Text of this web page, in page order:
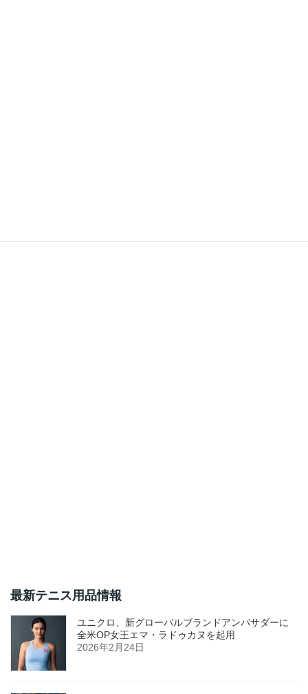
最新テニス用品情報
ユニクロ、新グローバルブランドアンバサダーに
全米OP女王エマ・ラドゥカヌを起用
2026年2月24日